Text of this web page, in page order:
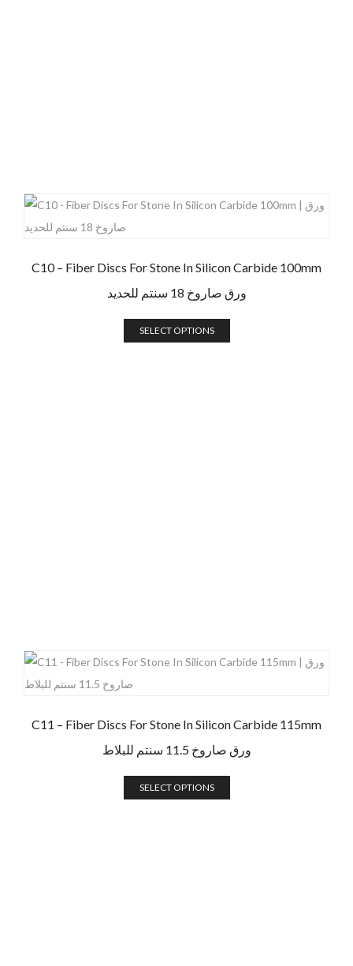
C10 – Fiber Discs For Stone In Silicon Carbide 100mm
ورق صاروخ 18 سنتم للحديد
SELECT OPTIONS
C11 – Fiber Discs For Stone In Silicon Carbide 115mm
ورق صاروخ 11.5 سنتم للبلاط
SELECT OPTIONS